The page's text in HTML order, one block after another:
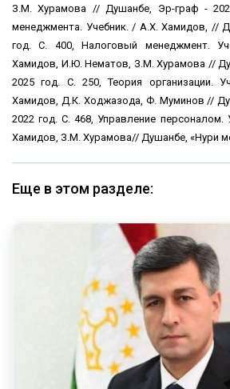
З.М. Хурамова // Душанбе, Эр-граф -
менеджмента. Учебник. / А.Х. Хамидов, //
год. С. 400, Налоговый менеджмент.
Хамидов, И.Ю. Нематов, З.М. Хурамова //
2025 год. С. 250, Теория организации.
Хамидов, Д.К. Ходжазода, Ф. Муминов //
2022 год. С. 468, Управление
Хамидов, З.М. Хурамова// Душанбе, «Нури
Еще в этом разделе: